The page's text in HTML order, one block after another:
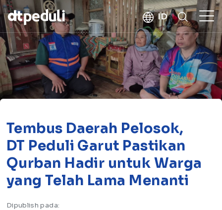
CARI
kebaikan
ID
Tembus Daerah Pelosok,
DT Peduli Garut Pastikan
Qurban Hadir untuk Warga
yang Telah Lama Menanti
Dipublish pada: